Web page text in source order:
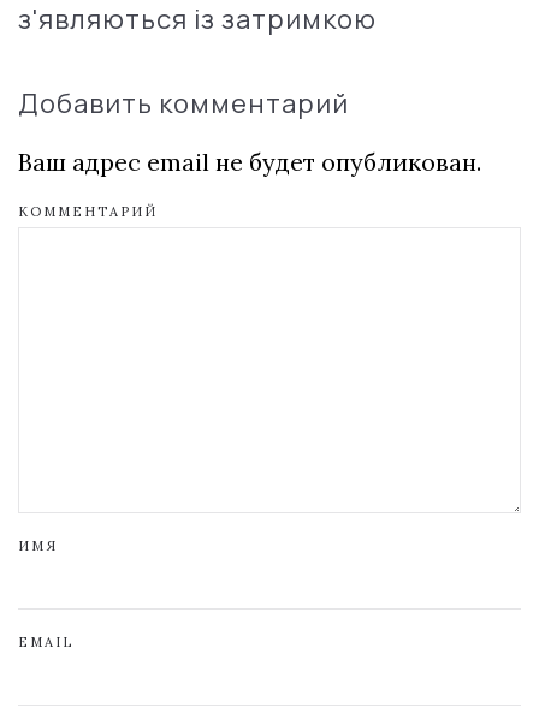
з'являються із затримкою
Добавить комментарий
Ваш адрес email не будет опубликован.
КОММЕНТАРИЙ
ИМЯ
EMAIL